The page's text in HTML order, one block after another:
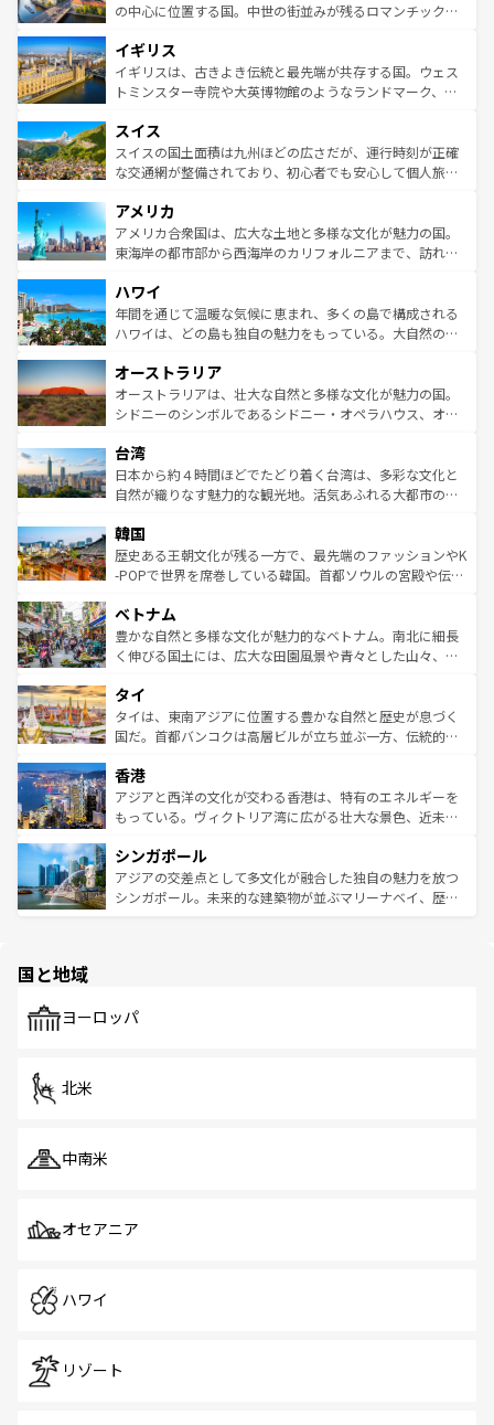
ンテンツ一覧を参照してほしい。
から魅了する。また、フランスは美食の国としても知ら
いる。シャンパンの発祥地であるランス、プロヴァンスの
香り高いラベンダー畑など、多彩な楽しみ方が可能だ。さ
らに、パリ以外の地域にも魅力が溢れており、どの街角に
れる地方に足を運ぶとそれぞれで全く異なる文化を体験で
きるだろう。 なお、新着のフランス情報はコンテンツ一覧
を参照してほしい。
の中心に位置する国。中世の街並みが残るロマンチック街
顔を持つこの国は、どこを歩いても飽きることがない。ベ
ルリンの文化的活気、バイエルン州のアルプスの絶景、そ
してライン川沿いのワイン畑といった風景は必見。ビール
は、お酒好きな人にはぜひ体験してほしい。 なお、新着の
ドイツ情報はコンテンツ一覧を参照してほしい。
イギリス
イギリスは、古きよき伝統と最先端が共存する国。ウェス
トミンスター寺院や大英博物館のようなランドマーク、歴
リアごとに異なる魅力がある。また、優雅なアフタヌーン
ティー、ビール好きにはたまらない英国パブ、サッカー観
戦など、本場だからこそできる体験も豊富。イギリスを旅
ンツ一覧を参照してほしい。
スイス
スイスの国土面積は九州ほどの広さだが、運行時刻が正確
な交通網が整備されており、初心者でも安心して個人旅行
の建物がそのまま残る町や、スイスならではのユニークな
博物館もあり、アルプス観光だけでなく町歩きも満喫する
ことができる。国民の所得が高いため物価も高いが、旅行
ば市内交通費無料で観光を楽しむこともできる。 なお、新
着のスイス情報はコンテンツ一覧 を参照してほしい。
アメリカ
アメリカ合衆国は、広大な土地と多様な文化が魅力の国。
東海岸の都市部から西海岸のカリフォルニアまで、訪れる
のような巨大都市は、観光、ショッピング、エンターテイ
ンメントが詰まった刺激的なスポットだ。一方、アメリカ
西部には大自然が広がり、グランドキャニオンやイエロー
部のニューオーリンズでは、音楽と美食が融合した独特の
文化が魅力。旅行者はアメリカの各地域で異なる魅力を楽
しみながら、その多様性と豊かな歴史を感じることができ
ならではの贅沢な旅のスタイルだ。 なお、新着のアメリカ
情報はコンテンツ一覧を参照してほしい。
ハワイ
年間を通じて温暖な気候に恵まれ、多くの島で構成される
ハワイは、どの島も独自の魅力をもっている。大自然の神
ワイ島は見逃せない。また、定番の観光地といえばオアフ
島だが、静かな自然を求めるならマウイ島やカウアイ島が
おすすめ。エメラルドグリーンに輝く海をはじめ、豊かな
れるおもてなしの心で訪れる人々を迎えてくれるハワイの
人々、おいしいローカルフードやハワイアンミュージッ
ク、伝統的なフラダンスなど、すべてがハワイの魅力を彩
ワイを、存分に味わってほしい。 なお、新着のハワイ情報
はコンテンツ一覧を参照してほしい。
オーストラリア
オーストラリアは、壮大な自然と多様な文化が魅力の国。
シドニーのシンボルであるシドニー・オペラハウス、オー
リアリーフや大陸中央部にそびえるウルル（エアーズロッ
ク）、タスマニアの美しい原生林やケアンズの熱帯雨林な
ど、見どころがたくさん。また、カフェやワイン、オージ
いる。アクティビティも充実しており、サーフィンやダイ
ビング、ハイキングなど、アウトドア好きにはたまらな
い。オーストラリアの多彩な魅力を存分に味わいつくそ
参照してほしい。
台湾
日本から約４時間ほどでたどり着く台湾は、多彩な文化と
自然が織りなす魅力的な観光地。活気あふれる大都市の台
ン）、静ひつな山岳地帯である台湾東部など、都市の喧騒
と山間の静けさが共存しており、訪れる人に新しい発見と
驚きをもたらしてくれる。また、奥深い台湾の食文化も魅
容にもいいと評判のスイーツなど、バラエティ豊かな料理
が味わえる。 なお、新着の台湾情報は コンテンツ一覧を参
照してほしい。
韓国
歴史ある王朝文化が残る一方で、最先端のファッションやK
-POPで世界を席巻している韓国。首都ソウルの宮殿や伝統
き、地方に足を延ばせば四季折々の自然美を楽しむことが
できる。そして、キムチや焼肉、絶品のストリートフード
まで、さまざまな韓国料理が待っている。夜には、韓国な
リティに包まれながら、韓国の多彩な魅力を心ゆくまで味
わってみてほしい。 なお、新着の韓国情報はコンテンツ一
覧を参照してほしい。
ベトナム
豊かな自然と多様な文化が魅力的なベトナム。南北に細長
く伸びる国土には、広大な田園風景や青々とした山々、世
急速な発展と共に伝統が息づく。ハノイの古い町並みやホ
ーチミン市のフランス統治時代の建物も、独特の雰囲気を
醸し出している。また、バラエティの豊かさとおいしさで
とつ。フォーやバインミー、ベトナムコーヒーなどは、ぜ
ひ現地で味わいたい。どの地域を訪れてもあたたかい人々
が旅行者を迎えてくれるので、きっと忘れられない旅にな
参照してほしい。
タイ
タイは、東南アジアに位置する豊かな自然と歴史が息づく
国だ。首都バンコクは高層ビルが立ち並ぶ一方、伝統的な
の活気が交差している。北部ではチェンマイなどの山岳地
帯で自然と触れ合い、南部ではプーケットやクラビの美し
いビーチでリゾート気分を楽しむことができる。タイ料理
激する。気候は一年中温暖で、どの季節にも異なる楽しみ
が待っている。親しみやすいタイの人々、仏教を中心とし
た文化、そして多様な観光資源が、訪れる旅人を魅了し続
香港
アジアと西洋の文化が交わる香港は、特有のエネルギーを
もっている。ヴィクトリア湾に広がる壮大な景色、近未来
み、どこを訪れても感動するはず。観光スポットが密集し
ており、効率よく見どころを回れるのも魅力。息をのむよ
うな絶景から文化的な体験まで、香港を存分に楽しみ尽く
シンガポール
アジアの交差点として多文化が融合した独自の魅力を放つ
シンガポール。未来的な建築物が並ぶマリーナベイ、歴史
で、ホーカーズは地元の風情を楽しめる外せないスポット
国と地域
ヨーロッパ
北米
中南米
オセアニア
ハワイ
リゾート